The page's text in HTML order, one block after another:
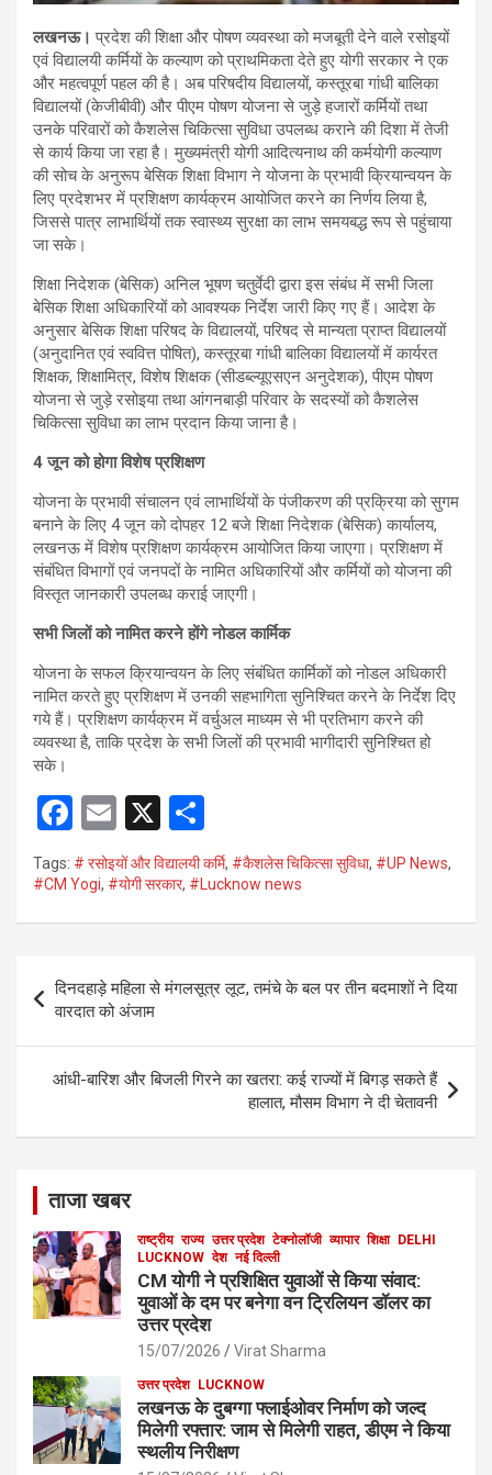
लखनऊ।प्रदेश की शिक्षा और पोषण व्यवस्था को मजबूती देने वाले रसोइयों
एवं विद्यालयी कर्मियों के कल्याण को प्राथमिकता देते हुए योगी सरकार ने एक
और महत्वपूर्ण पहल की है। अब परिषदीय विद्यालयों, कस्तूरबा गांधी बालिका
विद्यालयों (केजीबीवी) और पीएम पोषण योजना से जुड़े हजारों कर्मियों तथा
उनके परिवारों को कैशलेस चिकित्सा सुविधा उपलब्ध कराने की दिशा में तेजी
से कार्य किया जा रहा है। मुख्यमंत्री योगी आदित्यनाथ की कर्मयोगी कल्याण
की सोच के अनुरूप बेसिक शिक्षा विभाग ने योजना के प्रभावी क्रियान्वयन के
लिए प्रदेशभर में प्रशिक्षण कार्यक्रम आयोजित करने का निर्णय लिया है,
जिससे पात्र लाभार्थियों तक स्वास्थ्य सुरक्षा का लाभ समयबद्ध रूप से पहुंचाया
जा सके।
शिक्षा निदेशक (बेसिक) अनिल भूषण चतुर्वेदी द्वारा इस संबंध में सभी जिला
बेसिक शिक्षा अधिकारियों को आवश्यक निर्देश जारी किए गए हैं। आदेश के
अनुसार बेसिक शिक्षा परिषद के विद्यालयों, परिषद से मान्यता प्राप्त विद्यालयों
(अनुदानित एवं स्ववित्त पोषित), कस्तूरबा गांधी बालिका विद्यालयों में कार्यरत
शिक्षक, शिक्षामित्र, विशेष शिक्षक (सीडब्ल्यूएसएन अनुदेशक), पीएम पोषण
योजना से जुड़े रसोइया तथा आंगनबाड़ी परिवार के सदस्यों को कैशलेस
चिकित्सा सुविधा का लाभ प्रदान किया जाना है।
4 जून को होगा विशेष प्रशिक्षण
योजना के प्रभावी संचालन एवं लाभार्थियों के पंजीकरण की प्रक्रिया को सुगम
बनाने के लिए 4 जून को दोपहर 12 बजे शिक्षा निदेशक (बेसिक) कार्यालय,
लखनऊ में विशेष प्रशिक्षण कार्यक्रम आयोजित किया जाएगा। प्रशिक्षण में
संबंधित विभागों एवं जनपदों के नामित अधिकारियों और कर्मियों को योजना की
विस्तृत जानकारी उपलब्ध कराई जाएगी।
सभी जिलों को नामित करने होंगे नोडल कार्मिक
योजना के सफल क्रियान्वयन के लिए संबंधित कार्मिकों को नोडल अधिकारी
नामित करते हुए प्रशिक्षण में उनकी सहभागिता सुनिश्चित करने के निर्देश दिए
गये हैं। प्रशिक्षण कार्यक्रम में वर्चुअल माध्यम से भी प्रतिभाग करने की
व्यवस्था है, ताकि प्रदेश के सभी जिलों की प्रभावी भागीदारी सुनिश्चित हो
सके।
F
a
ce
b
o
k
E
m
ail
X
h
ar
e
Tags: # रसोइयों और विद्यालयी कर्मि, #कैशलेस चिकित्सा सुविधा, #UP News,
#CM Yogi, #योगी सरकार, #Lucknow news
Post
navigation
दिनदहाड़े महिला से मंगलसूत्र लूट, तमंचे के बल पर तीन बदमाशों ने दिया
वारदात को अंजाम
आंधी-बारिश और बिजली गिरने का खतरा: कई राज्यों में बिगड़ सकते हैं
हालात, मौसम विभाग ने दी चेतावनी
ताजा खबर
राष्ट्रीय राज्य उत्तर प्रदेश टेक्नोलॉजी व्यापार शिक्षा DELHI
LUCKNOW देश नई दिल्ली
CM योगी ने प्रशिक्षित युवाओं से किया संवाद:
युवाओं के दम पर बनेगा वन ट्रिलियन डॉलर का
उत्तर प्रदेश
15/07/2026 Virat Sharma
उत्तर प्रदेश LUCKNOW
लखनऊ के दुबग्गा फ्लाईओवर निर्माण को जल्द
मिलेगी रफ्तार: जाम से मिलेगी राहत, डीएम ने किया
स्थलीय निरीक्षण